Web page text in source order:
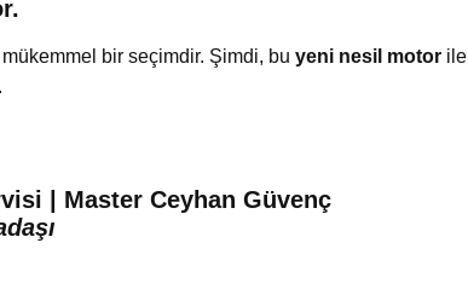
bir seçimdir. Şimdi, bu yeni nesil motor ile
| Master Ceyhan Güvenç